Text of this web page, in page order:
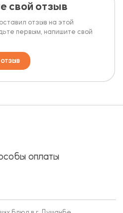
свой отзыв
отзыв на этой
первым, напишите свой
оплаты